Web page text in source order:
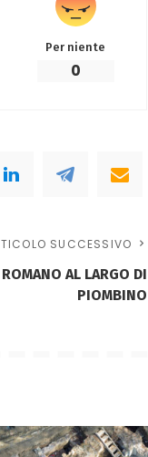
Per niente
0
SUCCESSIVO
AL LARGO DI
PIOMBINO